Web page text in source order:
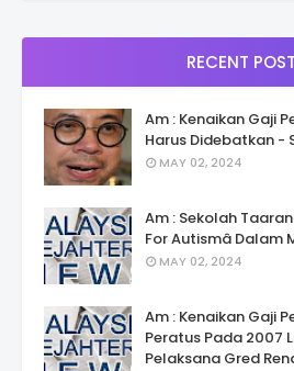
RECENT
Am : Kenaikan Gaji
Harus Didebatkan -
MAY 02, 2024
Am : Sekolah
For Autismâ
MAY 02, 2024
Am : Kenaikan Gaji
Peratus Pada 2007
Pelaksana Gred